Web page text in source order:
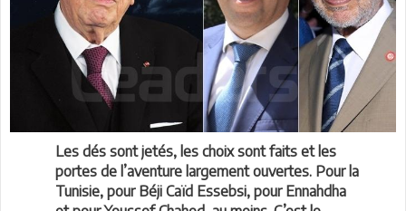
Les dés sont jetés, les choix sont faits et les
portes de l’aventure largement ouvertes. Pour la
Tunisie, pour Béji Caïd Essebsi, pour Ennahdha